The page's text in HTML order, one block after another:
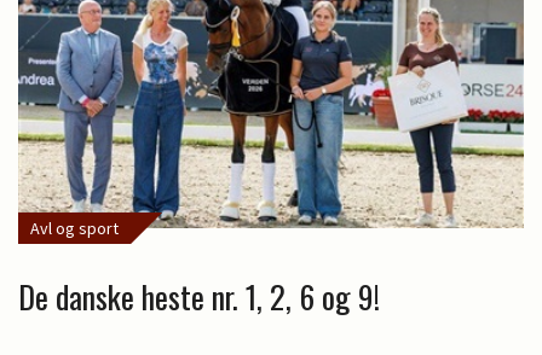
Avl og sport
De danske heste nr. 1, 2, 6 og 9!